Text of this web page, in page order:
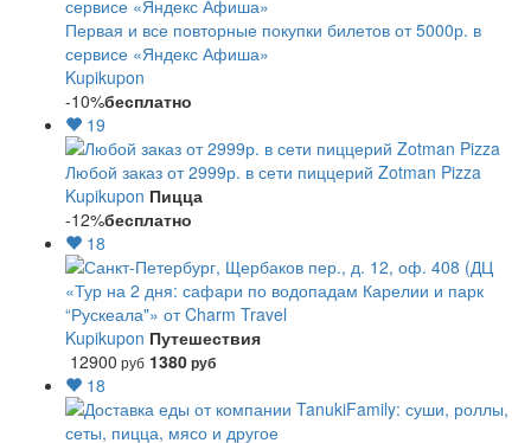
Первая и все повторные покупки билетов от 5000р. в
сервисе «Яндекс Афиша»
Kupikupon
-10%бесплатно
19
Любой заказ от 2999р. в сети пиццерий Zotman Pizza
Kupikupon Пицца
-12%бесплатно
18
«Тур на 2 дня: сафари по водопадам Карелии и парк
“Рускеала"» от Charm Travel
Kupikupon Путешествия
12900 руб 1380руб
18